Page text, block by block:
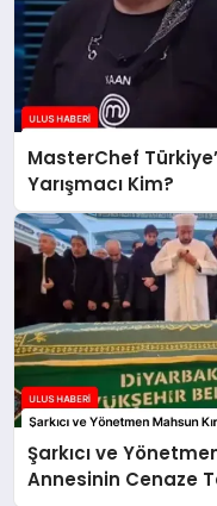
MasterChef
Yarışmacı Kim?
Şarkıcı ve
Annesinin Cenaze